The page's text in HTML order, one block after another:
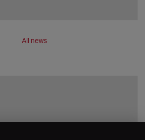
All news